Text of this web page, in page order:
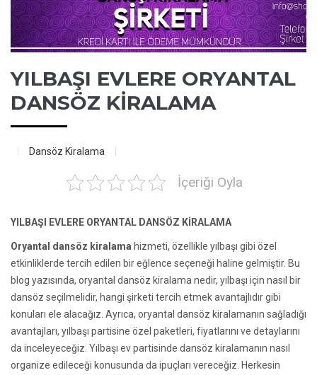
YILBAŞI EVLERE ORYANTAL
DANSÖZ KİRALAMA
Dansöz Kiralama
İçeriği Oyla
YILBAŞI EVLERE ORYANTAL DANSÖZ KİRALAMA
Oryantal dansöz kiralama hizmeti, özellikle yılbaşı gibi özel
etkinliklerde tercih edilen bir eğlence seçeneği haline gelmiştir. Bu
blog yazısında, oryantal dansöz kiralama nedir, yılbaşı için nasıl bir
dansöz seçilmelidir, hangi şirketi tercih etmek avantajlıdır gibi
konuları ele alacağız. Ayrıca, oryantal dansöz kiralamanın sağladığı
avantajları, yılbaşı partisine özel paketleri, fiyatlarını ve detaylarını
da inceleyeceğiz. Yılbaşı ev partisinde dansöz kiralamanın nasıl
organize edileceği konusunda da ipuçları vereceğiz. Herkesin